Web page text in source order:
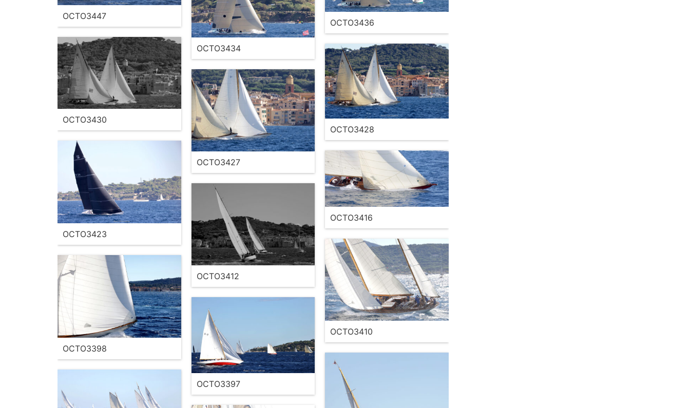
OCTO3447
OCTO3436
OCTO3434
OCTO3430
OCTO3428
OCTO3427
OCTO3423
OCTO3416
OCTO3412
OCTO3410
OCTO3398
OCTO3397